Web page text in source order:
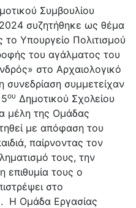
Συμβουλίου
συζητήθηκε ως θέμα
Υπουργείο Πολιτισμού
του αγάλματος του
στο Αρχαιολογικό
συμμετείχαν
ου Δημοτικού Σχολείου
μέλη της Ομάδας
με απόφαση του
παίρνοντας τον
τους, την
επιθυμία τους ο
στο
Η Ομάδα Εργασίας